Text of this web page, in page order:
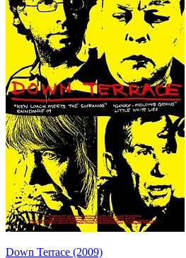
Down Terrace (2009)